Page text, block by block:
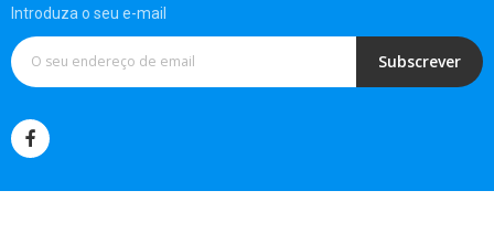
Introduza o seu e-mail
Subscrever